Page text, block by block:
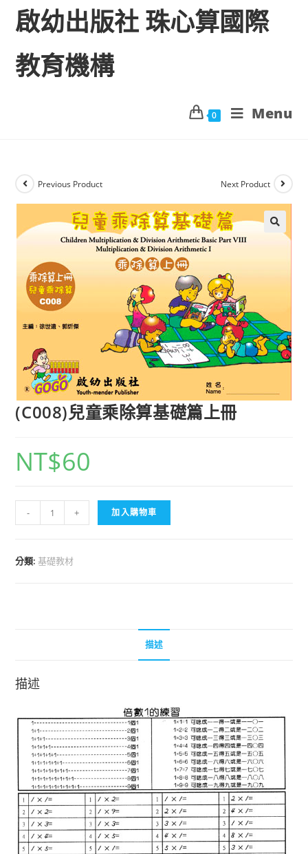
啟幼出版社 珠心算國際
教育機構
0 Menu
Previous Product Next Product
(C008)兒童乘除算基礎篇上冊
NT$60
- + 加入購物車
分類:基礎教材
描述
描述